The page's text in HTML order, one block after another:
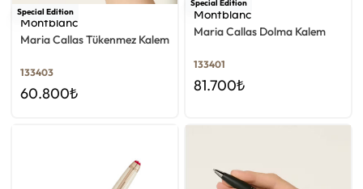
Special Edition
Montblanc
Maria Callas Tükenmez Kalem
133403
60.800₺
Special Edition
Montblanc
Maria Callas Dolma Kalem
133401
81.700₺